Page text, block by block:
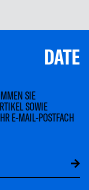
SIE
SOWIE
E-MAIL-POSTFACH